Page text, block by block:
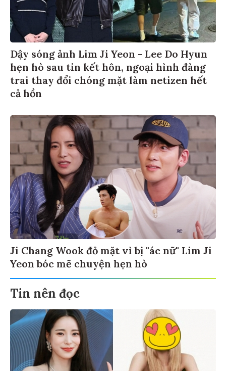
Dậy sóng ảnh Lim Ji Yeon - Lee Do Hyun
hẹn hò sau tin kết hôn, ngoại hình đàng
trai thay đổi chóng mặt làm netizen hết
cả hồn
Ji Chang Wook đỏ mặt vì bị "ác nữ" Lim Ji
Yeon bóc mẽ chuyện hẹn hò
Tin nên đọc